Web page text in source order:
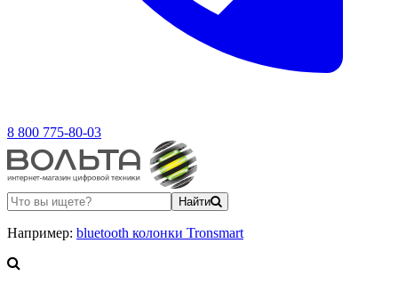
8 800 775-80-03
Найти
Например: bluetooth колонки Tronsmart